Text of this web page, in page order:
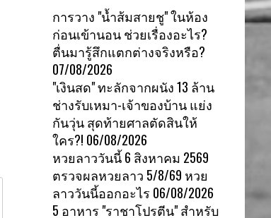
การวาง "น้ำส้มสายชู" ในห้อง
ก่อนเข้านอน ช่วยเรื่องอะไร?
ตื่นมารู้สึกแตกต่างจริงหรือ?
07/08/2026
"เงินสด" ทะลักจากผนัง 13 ล้าน
ช่างรับเหมา-เจ้าของบ้าน แย่ง
กันวุ่น สุดท้ายศาลตัดสินให้
ใคร?! 06/08/2026
หวยลาววันนี้ 6 สิงหาคม 2569
ตรวจผลหวยลาว 5/8/69 หวย
ลาววันนี้ออกอะไร 06/08/2026
5 อาหาร "ราชาโปรตีน" สำหรับ